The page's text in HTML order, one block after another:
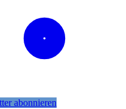
abonnieren